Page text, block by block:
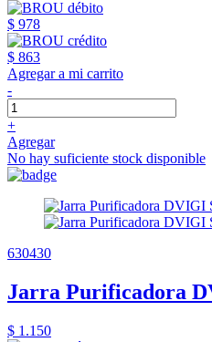
$ 978
$ 863
Agregar a mi carrito
-
+
Agregar
No hay suficiente stock disponible
630430
Jarra Purificadora
$ 1.150